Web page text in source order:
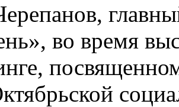
во время